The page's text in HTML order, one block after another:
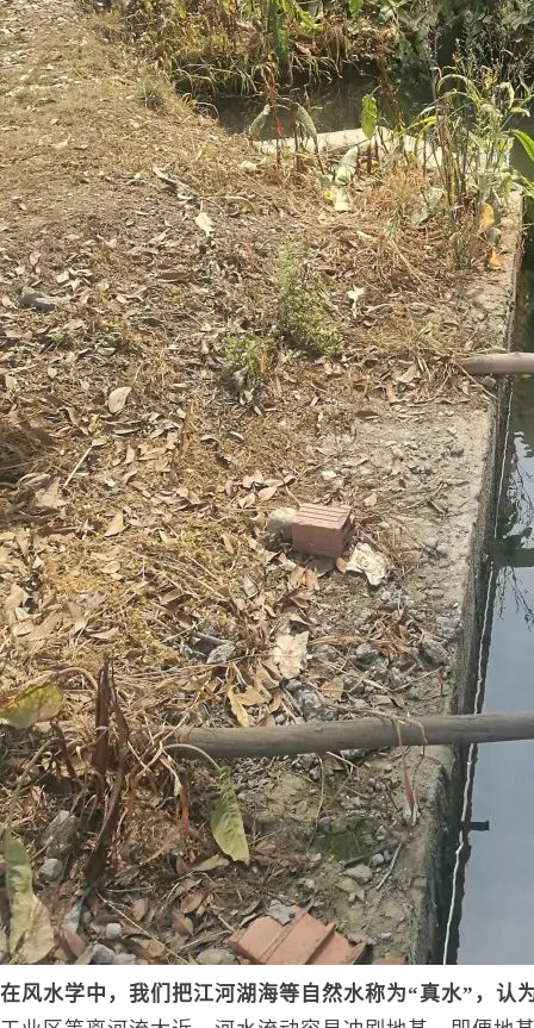
在风水学中，我们把江河湖海等自然水称为“真水”，认